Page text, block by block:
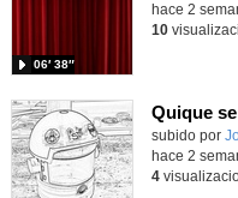
06′ 38″
hace 2
10
Quique
Contenido
subido por
hace 2
4